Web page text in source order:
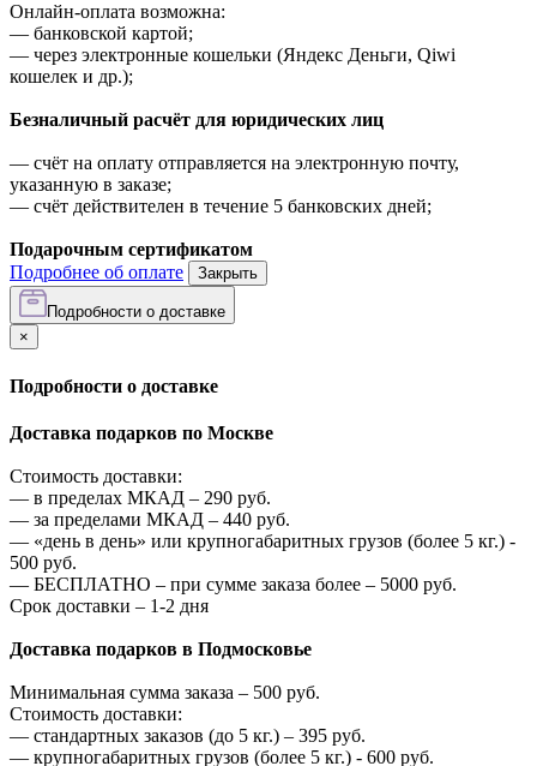
Онлайн-оплата возможна:
— банковской картой;
— через электронные кошельки (Яндекс Деньги, Qiwi
кошелек и др.);
Безналичный расчёт для юридических лиц
— счёт на оплату отправляется на электронную почту,
указанную в заказе;
— счёт действителен в течение 5 банковских дней;
Подарочным сертификатом
Подробнее об оплате
Закрыть
Подробности о доставке
×
Подробности о доставке
Доставка подарков по Москве
Стоимость доставки:
— в пределах МКАД – 290 руб.
— за пределами МКАД – 440 руб.
— «день в день» или крупногабаритных грузов (более 5 кг.) -
500 руб.
— БЕСПЛАТНО – при сумме заказа более – 5000 руб.
Срок доставки – 1-2 дня
Доставка подарков в Подмосковье
Минимальная сумма заказа – 500 руб.
Стоимость доставки:
— стандартных заказов (до 5 кг.) – 395 руб.
— крупногабаритных грузов (более 5 кг.) - 600 руб.